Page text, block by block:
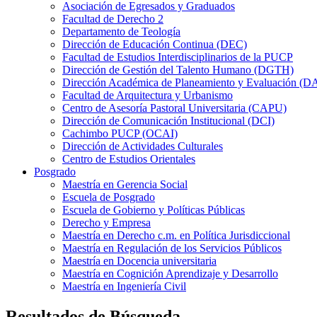
Asociación de Egresados y Graduados
Facultad de Derecho 2
Departamento de Teología
Dirección de Educación Continua (DEC)
Facultad de Estudios Interdisciplinarios de la PUCP
Dirección de Gestión del Talento Humano (DGTH)
Dirección Académica de Planeamiento y Evaluación
Facultad de Arquitectura y Urbanismo
Centro de Asesoría Pastoral Universitaria (CAPU)
Dirección de Comunicación Institucional (DCI)
Cachimbo PUCP (OCAI)
Dirección de Actividades Culturales
Centro de Estudios Orientales
Posgrado
Maestría en Gerencia Social
Escuela de Posgrado
Escuela de Gobierno y Políticas Públicas
Derecho y Empresa
Maestría en Derecho c.m. en Política Jurisdiccional
Maestría en Regulación de los Servicios Públicos
Maestría en Docencia universitaria
Maestría en Cognición Aprendizaje y Desarrollo
Maestría en Ingeniería Civil